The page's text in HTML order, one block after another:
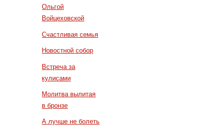
Ольгой
Войцеховской
Счастливая семья
Новостной собор
Встреча за
кулисами
Молитва вылитая
в бронзе
А лучше не болеть